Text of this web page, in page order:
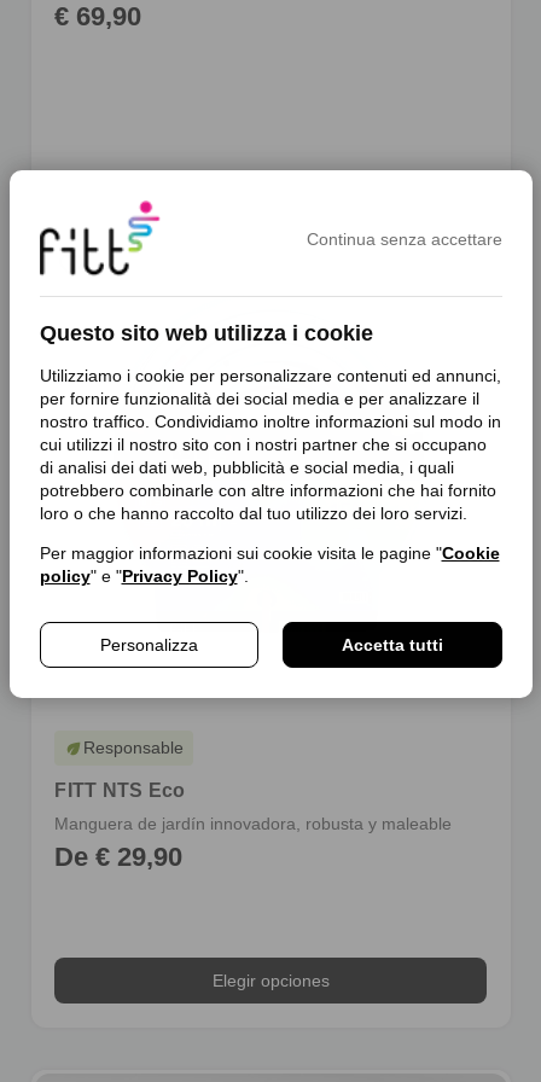
Continua senza accettare
Questo sito web utilizza i cookie
Utilizziamo i cookie per personalizzare contenuti ed annunci,
per fornire funzionalità dei social media e per analizzare il
nostro traffico. Condividiamo inoltre informazioni sul modo in
cui utilizzi il nostro sito con i nostri partner che si occupano
di analisi dei dati web, pubblicità e social media, i quali
potrebbero combinarle con altre informazioni che hai fornito
loro o che hanno raccolto dal tuo utilizzo dei loro servizi.
Per maggior informazioni sui cookie visita le pagine "Cookie
policy" e "Privacy Policy".
Personalizza Accetta tutti
€ 69,90
favorite_border
ecoResponsable
FITT NTS Eco
Manguera de jardín innovadora, robusta y maleable
De € 29,90
Elegir opciones